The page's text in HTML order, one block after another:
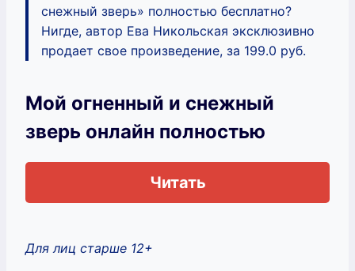
снежный зверь» полностью бесплатно?
Нигде, автор Ева Никольская эксклюзивно
продает свое произведение, за 199.0 руб.
Мой огненный и снежный
зверь онлайн полностью
Читать
Для лиц старше 12+